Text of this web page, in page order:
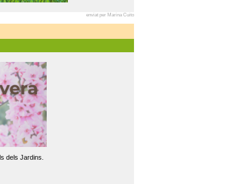
enviat per Marina Cuito
dels Jardins.